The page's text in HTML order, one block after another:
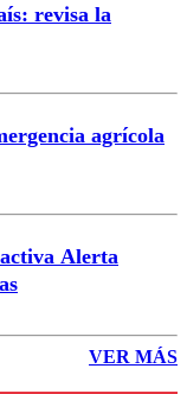
revisa la
agrícola
Alerta
VER MÁS